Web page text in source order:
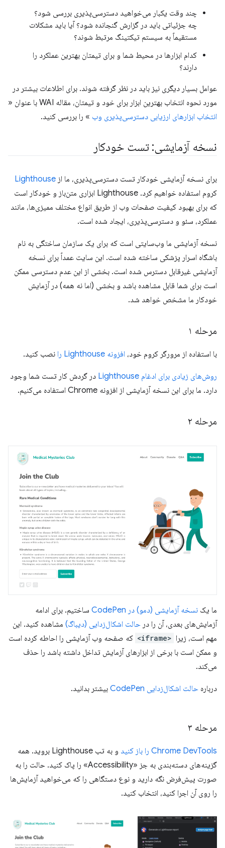
چند وقت یکبار می‌خواهید دسترسی‌پذیری بررسی شود؟
چه جزئیاتی باید در گزارش گنجانده شود؟ آیا باید مشکلات
مستقیماً به سیستم تیکتینگ مرتبط شوند؟
کدام ابزارها در محیط شما و برای تیمتان بهترین عملکرد را
دارند؟
عوامل بسیار دیگری نیز باید در نظر گرفته شوند. برای اطلاعات بیشتر در
مورد نحوه انتخاب بهترین ابزار برای خود و تیمتان، مقاله WAI با عنوان «
انتخاب ابزارهای ارزیابی دسترسی‌پذیری وب » را بررسی کنید.
نسخه آزمایشی: تست خودکار
برای نسخه آزمایشی خودکار تست دسترسی‌پذیری، ما از Lighthouse
کروم استفاده خواهیم کرد. Lighthouse ابزاری متن‌باز و خودکار است
که برای بهبود کیفیت صفحات وب از طریق انواع مختلف ممیزی‌ها، مانند
عملکرد، سئو و دسترسی‌پذیری، ایجاد شده است.
نسخه آزمایشی ما وب‌سایتی است که برای یک سازمان ساختگی به نام
باشگاه اسرار پزشکی ساخته شده است. این سایت عمداً برای نسخه
آزمایشی غیرقابل دسترس شده است. بخشی از این عدم دسترسی ممکن
است برای شما قابل مشاهده باشد و بخشی (اما نه همه) در آزمایش
خودکار ما مشخص خواهد شد.
مرحله ۱
با استفاده از مرورگر کروم خود، افزونه Lighthouse را نصب کنید.
روش‌های زیادی برای ادغام Lighthouse
در گردش کار تست شما وجود
دارد. ما برای این نسخه آزمایشی از افزونه Chrome استفاده می‌کنیم.
مرحله ۲
ما یک نسخه آزمایشی (دمو) در CodePen
ساختیم. برای ادامه
آزمایش‌های بعدی، آن را در حالت اشکال‌زدایی (دیباگ) مشاهده کنید. این
مهم است، زیرا <iframe>
که صفحه وب آزمایشی را احاطه کرده است
و ممکن است با برخی از ابزارهای آزمایش تداخل داشته باشد را حذف
می‌کند.
درباره حالت اشکال‌زدایی CodePen بیشتر بدانید.
مرحله ۳
Chrome DevTools را باز کنید
و به تب Lighthouse بروید. همه
گزینه‌های دسته‌بندی به جز «Accessibility» را پاک کنید. حالت را به
صورت پیش‌فرض نگه دارید و نوع دستگاهی را که می‌خواهید آزمایش‌ها
را روی آن اجرا کنید، انتخاب کنید.